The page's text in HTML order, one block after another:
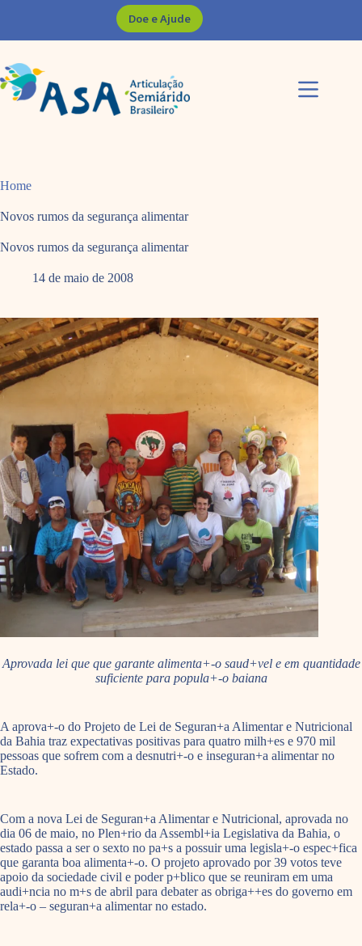
Doe e Ajude
Home
Novos rumos da segurança alimentar
Novos rumos da segurança alimentar
14 de maio de 2008
Aprovada lei que que garante alimenta+-o saud+vel e em quantidade
suficiente para popula+-o baiana
A aprova+-o do Projeto de Lei de Seguran+a Alimentar e Nutricional
da Bahia traz expectativas positivas para quatro milh+es e 970 mil
pessoas que sofrem com a desnutri+-o e inseguran+a alimentar no
Estado.
Com a nova Lei de Seguran+a Alimentar e Nutricional, aprovada no
dia 06 de maio, no Plen+rio da Assembl+ia Legislativa da Bahia, o
estado passa a ser o sexto no pa+s a possuir uma legisla+-o espec+fica
que garanta boa alimenta+-o. O projeto aprovado por 39 votos teve
apoio da sociedade civil e poder p+blico que se reuniram em uma
audi+ncia no m+s de abril para debater as obriga++es do governo em
rela+-o – seguran+a alimentar no estado.